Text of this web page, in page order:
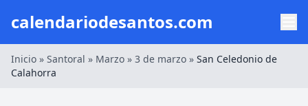
calendariodesantos.com
Inicio » Santoral » Marzo » 3 de marzo » San Celedonio de
Calahorra